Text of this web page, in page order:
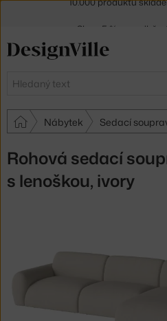
Hledat
Nábytek Sedací
Rohová sedací
s lenoškou, ivory
30 dní na